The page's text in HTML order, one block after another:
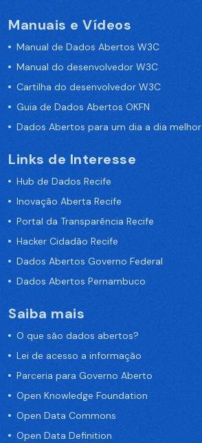
Manuais e Vídeos
Manual de Dados Abertos W3C
Manual do desenvolvedor W3C
Cartilha do desenvolvedor W3C
Guia de Dados Abertos OKFN
Dados Abertos para um dia a dia melhor
Links de Interesse
Hub de Dados Recife
Inovação Aberta Recife
Portal da Transparência Recife
Hacker Cidadão Recife
Dados Abertos Governo Federal
Dados Abertos Pernambuco
Saiba mais
O que são dados abertos?
Lei de acesso a informação
Parceria para Governo Aberto
Open Knowledge Foundation
Open Data Commons
Open Data Definition